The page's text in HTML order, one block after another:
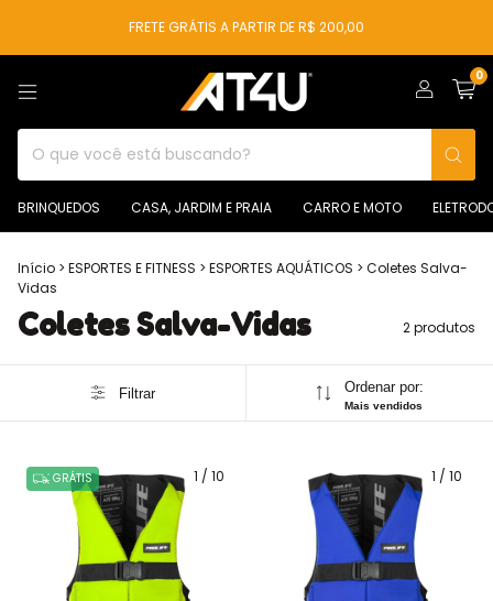
FRETE GRÁTIS A PARTIR DE R$ 200,00
0
BRINQUEDOS CASA, JARDIM E PRAIA CARRO E MOTO
Início > ESPORTES E FITNESS > ESPORTES AQUÁTICOS > Coletes Salva-
Vidas
Coletes Salva-Vidas 2 produtos
Filtrar Ordenar por:
Mais vendidos
1 / 10
GRÁTIS 1 / 10